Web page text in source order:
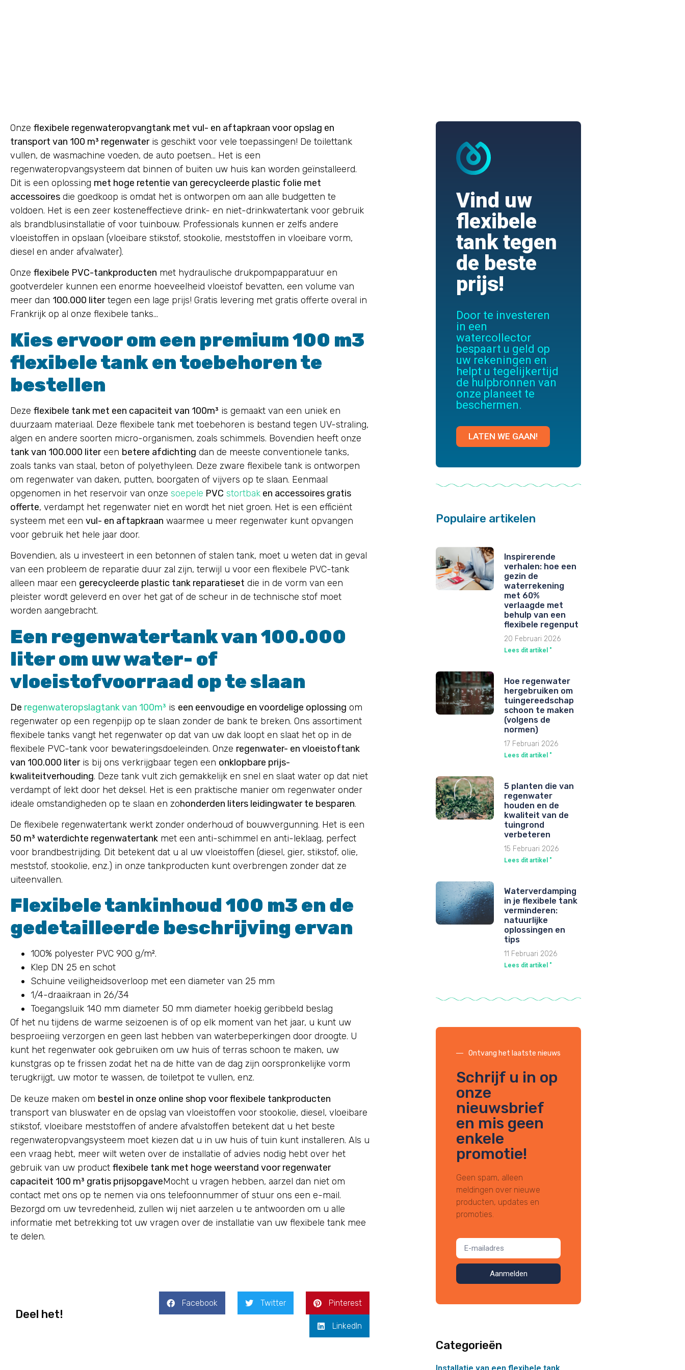
Onze flexibele regenwateropvangtank met vul- en aftapkraan voor opslag en
transport van 100 m³ regenwateris geschikt voor vele toepassingen! De toilettank
vullen, de wasmachine voeden, de auto poetsen… Het is een
regenwateropvangsysteem dat binnen of buiten uw huis kan worden geïnstalleerd.
Dit is een oplossing met hoge retentie van gerecycleerde plastic folie met
accessoires die goedkoop is omdat het is ontworpen om aan alle budgetten te
voldoen. Het is een zeer kosteneffectieve drink- en niet-drinkwatertank voor gebruik
als brandblusinstallatie of voor tuinbouw. Professionals kunnen er zelfs andere
vloeistoffen in opslaan (vloeibare stikstof, stookolie, meststoffen in vloeibare vorm,
diesel en ander afvalwater).
Onze flexibele PVC-tankproducten met hydraulische drukpompapparatuur en
gootverdeler kunnen een enorme hoeveelheid vloeistof bevatten, een volume van
meer dan 100.000 litertegen een lage prijs! Gratis levering met gratis offerte overal in
Frankrijk op al onze flexibele tanks…
Kies ervoor om een premium 100 m3
flexibele tank en toebehoren te
bestellen
Deze flexibele tank met een capaciteit van 100m³ is gemaakt van een uniek en
duurzaam materiaal. Deze flexibele tank met toebehoren is bestand tegen UV-straling,
algen en andere soorten micro-organismen, zoals schimmels. Bovendien heeft onze
tank van 100.000 litereen betere afdichting dan de meeste conventionele tanks,
zoals tanks van staal, beton of polyethyleen. Deze zware flexibele tank is ontworpen
om regenwater van daken, putten, boorgaten of vijvers op te slaan. Eenmaal
opgenomen in het reservoir van onze soepele PVC stortbak en accessoires gratis
offerte, verdampt het regenwater niet en wordt het niet groen. Het is een efficiënt
systeem met een vul- en aftapkraan waarmee u meer regenwater kunt opvangen
voor gebruik het hele jaar door.
Bovendien, als u investeert in een betonnen of stalen tank, moet u weten dat in geval
van een probleem de reparatie duur zal zijn, terwijl u voor een flexibele PVC-tank
alleen maar een gerecycleerde plastic tank reparatieset die in de vorm van een
pleister wordt geleverd en over het gat of de scheur in de technische stof moet
worden aangebracht.
Een regenwatertank van 100.000
liter om uw water- of
vloeistofvoorraad op te slaan
De regenwateropslagtank van 100m³ is een eenvoudige en voordelige oplossing om
regenwater op een regenpijp op te slaan zonder de bank te breken. Ons assortiment
flexibele tanks vangt het regenwater op dat van uw dak loopt en slaat het op in de
flexibele PVC-tank voor bewateringsdoeleinden. Onze regenwater- en vloeistoftank
van 100.000 literis bij ons verkrijgbaar tegen een onklopbare prijs-
kwaliteitverhouding. Deze tank vult zich gemakkelijk en snel en slaat water op dat niet
verdampt of lekt door het deksel. Het is een praktische manier om regenwater onder
ideale omstandigheden op te slaan en zohonderden liters leidingwater te besparen.
De flexibele regenwatertank werkt zonder onderhoud of bouwvergunning. Het is een
50 m³ waterdichte regenwatertank met een anti-schimmel en anti-leklaag, perfect
voor brandbestrijding. Dit betekent dat u al uw vloeistoffen (diesel, gier, stikstof, olie,
meststof, stookolie, enz.) in onze tankproducten kunt overbrengen zonder dat ze
uiteenvallen.
Flexibele tankinhoud 100 m3 en de
gedetailleerde beschrijving ervan
100% polyester PVC 900 g/m².
Klep DN 25 en schot
Schuine veiligheidsoverloop met een diameter van 25 mm
1/4-draaikraan in 26/34
Toegangsluik 140 mm diameter 50 mm diameter hoekig geribbeld beslag
Of het nu tijdens de warme seizoenen is of op elk moment van het jaar, u kunt uw
besproeiing verzorgen en geen last hebben van waterbeperkingen door droogte. U
kunt het regenwater ook gebruiken om uw huis of terras schoon te maken, uw
kunstgras op te frissen zodat het na de hitte van de dag zijn oorspronkelijke vorm
terugkrijgt, uw motor te wassen, de toiletpot te vullen, enz.
De keuze maken om bestel in onze online shop voor flexibele tankproducten
transport van bluswater en de opslag van vloeistoffen voor stookolie, diesel, vloeibare
stikstof, vloeibare meststoffen of andere afvalstoffen betekent dat u het beste
regenwateropvangsysteem moet kiezen dat u in uw huis of tuin kunt installeren. Als u
een vraag hebt, meer wilt weten over de installatie of advies nodig hebt over het
gebruik van uw product flexibele tank met hoge weerstand voor regenwater
capaciteit 100 m³ gratis prijsopgaveMocht u vragen hebben, aarzel dan niet om
contact met ons op te nemen via ons telefoonnummer of stuur ons een e-mail.
Bezorgd om uw tevredenheid, zullen wij niet aarzelen u te antwoorden om u alle
informatie met betrekking tot uw vragen over de installatie van uw flexibele tank mee
te delen.
Deel het!
Facebook Twitter Pinterest
LinkedIn
Vind uw
flexibele
tank tegen
de beste
prijs!
Door te investeren
in een
watercollector
bespaart u geld op
uw rekeningen en
helpt u tegelijkertijd
de hulpbronnen van
onze planeet te
beschermen.
LATEN WE GAAN!
Populaire artikelen
Inspirerende
verhalen: hoe een
gezin de
waterrekening
met 60%
verlaagde met
behulp van een
flexibele regenput
20 Februari 2026
Lees dit artikel "
Hoe regenwater
hergebruiken om
tuingereedschap
schoon te maken
(volgens de
normen)
17 Februari 2026
Lees dit artikel "
5 planten die van
regenwater
houden en de
kwaliteit van de
tuingrond
verbeteren
15 Februari 2026
Lees dit artikel "
Waterverdamping
in je flexibele tank
verminderen:
natuurlijke
oplossingen en
tips
11 Februari 2026
Lees dit artikel "
Ontvang het laatste nieuws
Schrijf u in op
onze
nieuwsbrief
en mis geen
enkele
promotie!
Geen spam, alleen
meldingen over nieuwe
producten, updates en
promoties.
Aanmelden
Categorieën